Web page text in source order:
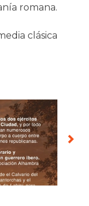
romana.
clásica